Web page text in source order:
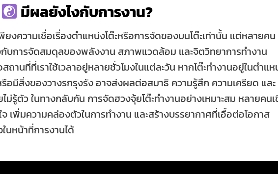
มีผลยังไงกับการงาน?
ยงความเชื่อเรื่องตำแหน่งโต๊ะหรือการจัดของบนโต๊ะเท่านั้น แต่หลายคน
บการจัดสมดุลของพลังงาน สภาพแวดล้อม และจิตวิทยาการทำงาน
านที่ที่เราใช้เวลาอยู่หลายชั่วโมงในแต่ละวัน หากโต๊ะทำงานอยู่ในตำแ
อมีสิ่งของวางรกรุงรัง อาจส่งผลต่อสมาธิ ความรู้สึก ความเครียด และ
ม่รู้ตัว ในทางกลับกัน การจัดฮวงจุ้ยโต๊ะทำงานอย่างเหมาะสม หลายคน
เพิ่มความคล่องตัวในการทำงาน และสร้างบรรยากาศที่เอื้อต่อโอกาส
นหน้าที่การงานได้